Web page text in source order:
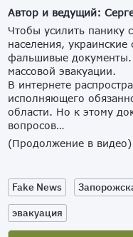
Автор и ведущий:
Чтобы усилить панику
населения,
фальшивые документы.
массовой эвакуации.
В интернете
исполняющего
области. Но к этому
вопросов…
(Продолжение в видео)
Fake News
эвакуация